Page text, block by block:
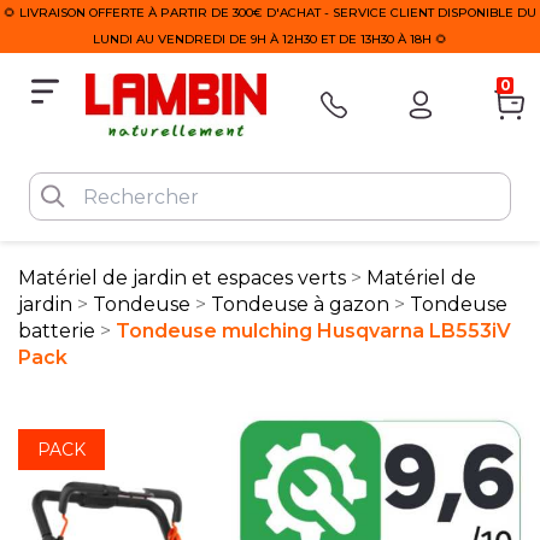
🌻 LIVRAISON OFFERTE À PARTIR DE 300€ D'ACHAT - SERVICE CLIENT DISPONIBLE DU
LUNDI AU VENDREDI DE 9H À 12H30 ET DE 13H30 À 18H 🌻
0
Matériel de jardin et espaces verts
Matériel de
jardin
Tondeuse Tondeuse à gazon
Tondeuse
batterie
Tondeuse mulching Husqvarna LB553iV
Pack
PACK